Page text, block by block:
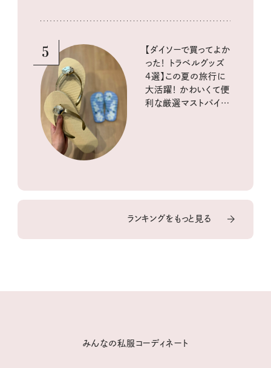
5
【ダイソーで買ってよか
った！ トラベルグッズ
4選】この夏の旅行に
大活躍！ かわいくて便
利な厳選マストバイア
ランキングをもっと見る
みんなの私服コーディネート